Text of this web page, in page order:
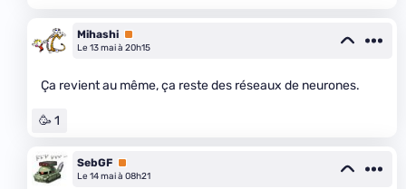
Mihashi Premium
Le 13 mai à 20h15
Ça revient au même, ça reste des réseaux de neurones.
🥳 1
SebGF Premium
Le 14 mai à 08h21